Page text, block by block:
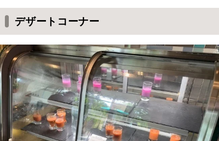
デザートコーナー